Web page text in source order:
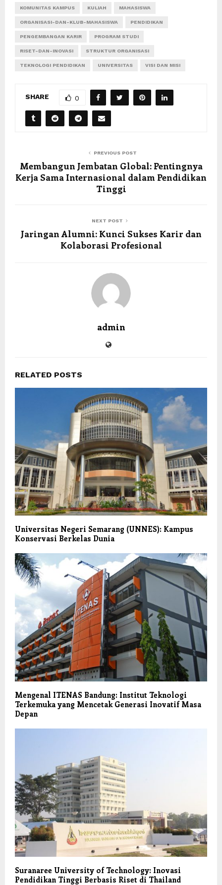
KOMUNITAS KAMPUS KULIAH MAHASISWA
ORGANISASI-DAN-KLUB-MAHASISWA PENDIDIKAN
PENGEMBANGAN KARIR PROGRAM STUDI
RISET-DAN-INOVASI STRUKTUR ORGANISASI
TEKNOLOGI PENDIDIKAN UNIVERSITAS VISI DAN MISI
SHARE 0
PREVIOUS POST
Membangun Jembatan Global: Pentingnya
Kerja Sama Internasional dalam Pendidikan
Tinggi
NEXT POST
Jaringan Alumni: Kunci Sukses Karir dan
Kolaborasi Profesional
admin
RELATED POSTS
Universitas Negeri Semarang (UNNES): Kampus
Konservasi Berkelas Dunia
Mengenal ITENAS Bandung: Institut Teknologi
Terkemuka yang Mencetak Generasi Inovatif Masa
Depan
Suranaree University of Technology: Inovasi
Pendidikan Tinggi Berbasis Riset di Thailand